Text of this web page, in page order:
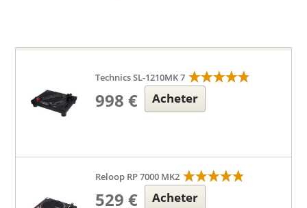
Technics SL-1210MK 7
998 € Acheter
Reloop RP 7000 MK2
529 € Acheter